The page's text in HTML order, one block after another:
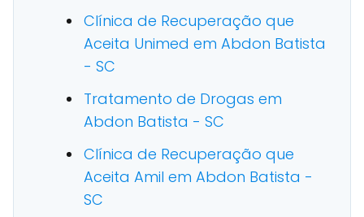
Clínica de Recuperação que
Aceita Unimed em Abdon Batista
- SC
Tratamento de Drogas em
Abdon Batista - SC
Clínica de Recuperação que
Aceita Amil em Abdon Batista -
SC